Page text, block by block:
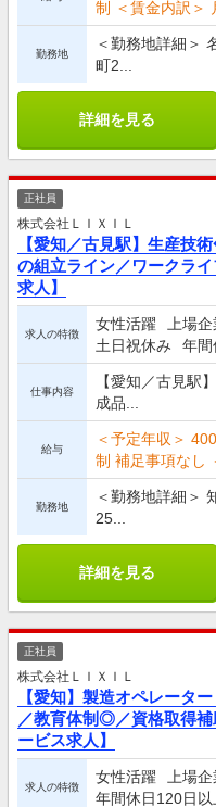
制 ＜賃金内訳＞
勤務地
＜勤務地詳細＞
町2...
詳細を見る
正社員
株式会社ＬＩＸＩＬ
【愛知／古見駅】生産技
の組立ライン／ワークラ
求人】
求人の特徴
女性活躍 上場
土日祝休み
年間
仕事内容
【愛知／古見駅
成品...
給与
＜予定年収＞
制 補足事項なし
勤務地
＜勤務地詳細＞
25...
詳細を見る
正社員
株式会社ＬＩＸＩＬ
【愛知】製造オペレータ
／教育体制◎／資格取得
ービス求人】
求人の特徴
女性活躍 上場
年間休日120日以